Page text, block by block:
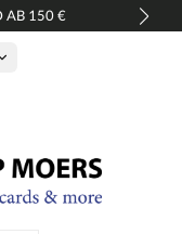
AB 150 €